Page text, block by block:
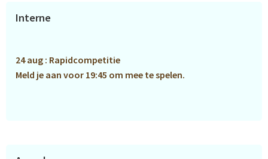
Primaire
Interne
24 aug : Rapidcompetitie
Meld je aan voor 19:45 om mee te spelen.